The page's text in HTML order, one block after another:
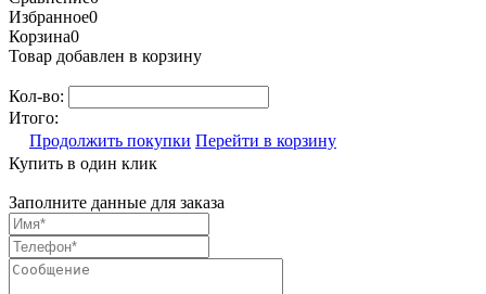
Избранное0
Корзина0
Товар добавлен в корзину
Кол-во:
Итого:
Продолжить покупки Перейти в корзину
Купить в один клик
Заполните данные для заказа